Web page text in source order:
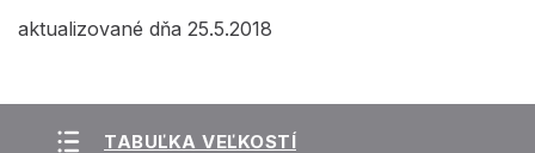
aktualizované dňa 25.5.2018
TABUĽKA VEĽKOSTÍ